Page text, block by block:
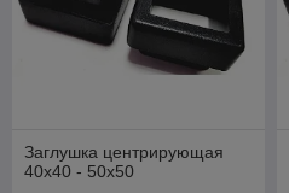
Заглушка центрирующая
40х40 - 50х50